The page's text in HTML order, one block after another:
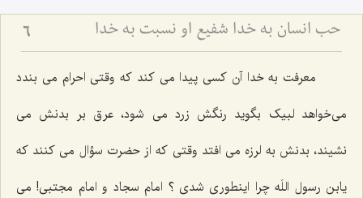
حب انسان به خدا شفیع او نسبت به خدا 6
معرفت به خدا آن کسی پیدا می کند که وقتی احرام می بندد
می‌خواهد لبیک بگوید رنگش زرد می شود، عرق بر بدنش می
نشیند، بدنش به لرزه می افتد وقتی که از حضرت سؤال می کنند که
یابن رسول اللَه چرا اینطوری شدی ؟ امام سجاد و امام مجتبی! می